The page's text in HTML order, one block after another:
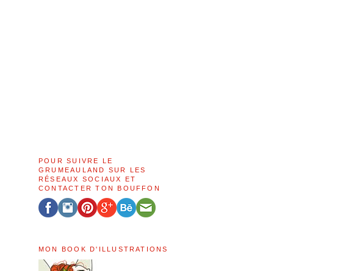
POUR SUIVRE LE
GRUMEAULAND SUR LES
RÉSEAUX SOCIAUX ET
CONTACTER TON BOUFFON
MON BOOK D'ILLUSTRATIONS